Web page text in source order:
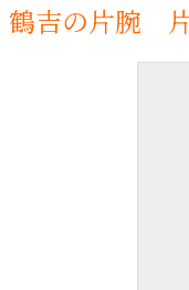
鶴吉の片腕